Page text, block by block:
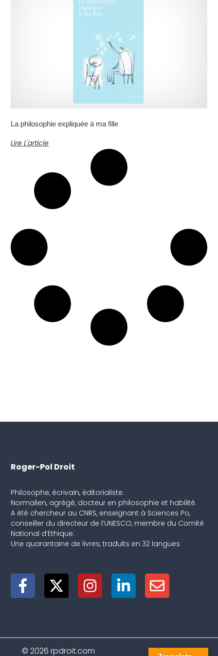
La philosophie expliquée à ma fille
Lire L'article
Roger-Pol Droit
Philosophe, écrivain, éditorialiste.
Normalien, agrégé, docteur en philosophie et habilité.
A été chercheur au CNRS, enseignant à Sciences Po,
conseiller du directeur de l’UNESCO, membre du Comité
National d’Ethique.
Une quarantaine de livres, traduits en 32 langues
© 2026 rpdroit.com